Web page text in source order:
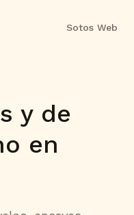
Sotos Web
y de
en